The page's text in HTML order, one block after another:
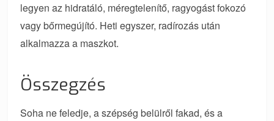
legyen az hidratáló, méregtelenítő, ragyogást fokozó
vagy bőrmegújító. Heti egyszer, radírozás után
alkalmazza a maszkot.
Összegzés
Soha ne feledje, a szépség belülről fakad, és a